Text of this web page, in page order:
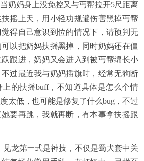
妈身上没免控又与丐帮拉开5尺距离
摇上天，用小轻功规避伤害黑掉丐帮
得自己意识到位的情况下，请预判无
以把奶妈扶摇黑掉，同时奶妈还在僵
跟进，奶妈又会进入到被丐帮绵长小
过最近我与奶妈插旗时，经常无狗断
上的扶摇buff，不知道具体是怎么个情
太低，也可能是修复了什么bug，不过
要再跳，我就再断，有本事拿扶摇跟
龙第一式是神技，不仅是蜀犬套中关